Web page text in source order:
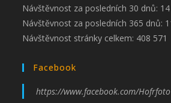
Návštěvnost za posledních 30 dnů:
Návštěvnost za posledních 365 dnů:
Návštěvnost stránky celkem: 408 571
Facebook
https://www.facebook.com/Hofrfoto